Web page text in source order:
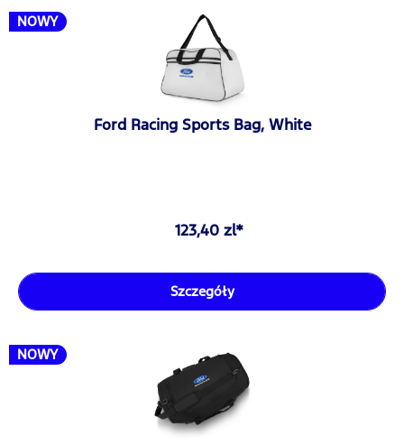
NOWY
Ford Racing Sports Bag, White
123,40 zl*
Szczegóły
NOWY